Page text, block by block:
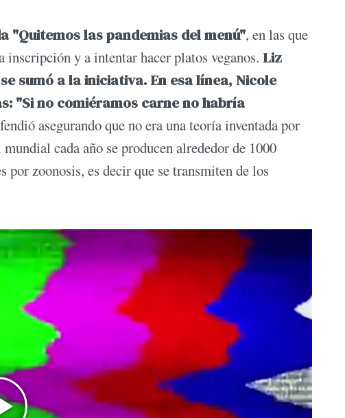
"Quitemos las pandemias del menú", en las que
y a intentar hacer platos veganos. Liz
sumó a la iniciativa. En esa línea, Nicole
"Si no comiéramos carne no habría
asegurando que no era una teoría inventada por
cada año se producen alrededor de 1000
por zoonosis, es decir que se transmiten de los